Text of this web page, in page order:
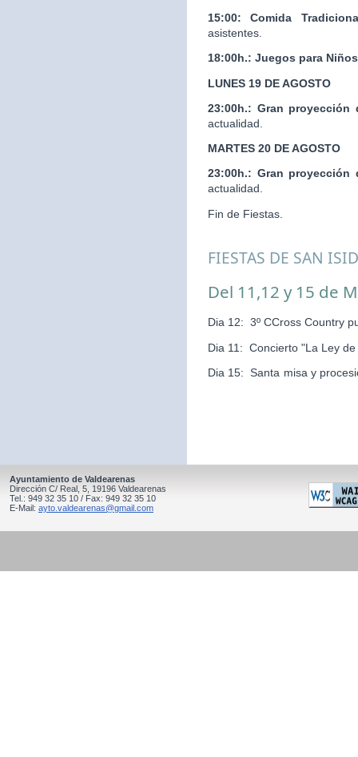
15:00: Comida
asistentes.
18:00h.: Juegos para Niños
LUNES 19 DE AGOSTO
23:00h.: Gran proyección
actualidad.
MARTES 20 DE AGOSTO
23:00h.: Gran proyección
actualidad.
Fin de Fiestas.
FIESTAS DE SAN
Del 11,12 y 15 de
Dia 12: 3º CCross Country
Dia 11: Concierto "La Ley
Dia 15: Santa misa y
Ayuntamiento de Valdearenas
Dirección C/ Real, 5, 19196 Valdearenas
Tel.: 949 32 35 10 / Fax: 949 32 35 10
E-Mail: ayto.valdearenas@gmail.com